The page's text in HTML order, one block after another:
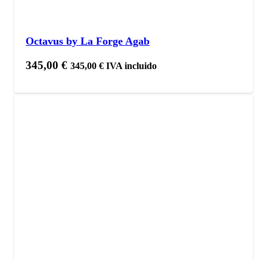
Octavus by La Forge Agab
345,00€ 345,00€ IVA incluido